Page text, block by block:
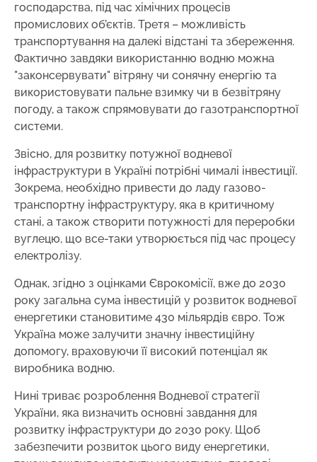
господарства, під час хімічних процесів
промислових об’єктів. Третя – можливість
транспортування на далекі відстані та збереження.
Фактично завдяки використанню водню можна
"законсервувати" вітряну чи сонячну енергію та
використовувати пальне взимку чи в безвітряну
погоду, а також спрямовувати до газотранспортної
системи.
Звісно, для розвитку потужної водневої
інфраструктури в Україні потрібні чималі інвестиції.
Зокрема, необхідно привести до ладу газово-
транспортну інфраструктуру, яка в критичному
стані, а також створити потужності для переробки
вуглецю, що все-таки утворюється під час процесу
електролізу.
Однак, згідно з оцінками Єврокомісії, вже до 2030
року загальна сума інвестицій у розвиток водневої
енергетики становитиме 430 мільярдів євро. Тож
Україна може залучити значну інвестиційну
допомогу, враховуючи її високий потенціал як
виробника водню.
Нині триває розроблення Водневої стратегії
України, яка визначить основні завдання для
розвитку інфраструктури до 2030 року. Щоб
забезпечити розвиток цього виду енергетики,